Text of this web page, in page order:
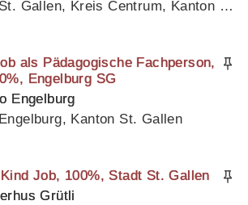
9000 St. Gallen, Kreis Centrum, Kanton St. Gallen
als Pädagogische Fachperson,
Engelburg SG
Engelburg
Kanton St. Gallen
Kind Job, 100%, Stadt St. Gallen
Grütli